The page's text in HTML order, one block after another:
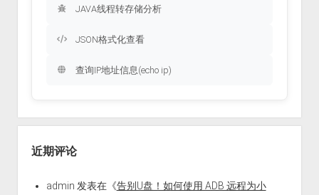
JAVA线程转存储分析
JSON格式化查看
查询IP地址信息(echo ip)
近期评论
admin 发表在《告别U盘！如何使用 ADB 远程为小